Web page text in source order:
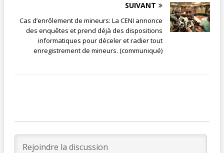
SUIVANT
Cas d’enrôlement de mineurs: La CENI annonce
des enquêtes et prend déjà des dispositions
informatiques pour déceler et radier tout
enregistrement de mineurs. (communiqué)